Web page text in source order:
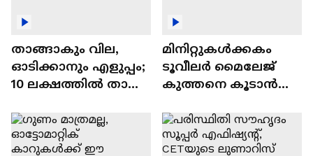
താങ്ങാകും വില,
ഓടിക്കാനും എളുപ്പം;
10 ലക്ഷത്തിൽ താഴെ
ഓട്ടോമാറ്റിക്ക്
എസ്‍യുവികൾ
മിനിറ്റുകൾക്കകം
ടൂവീലർ മൈലേജ്
കുത്തനെ കൂടാൻ